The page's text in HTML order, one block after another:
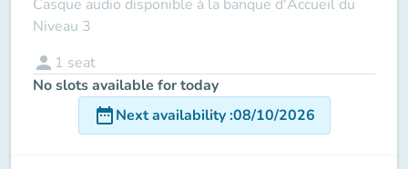
Casque audio disponible à la banque d'Accueil du
Niveau 3
person 1 seat
No slots available for today
date_rangeNext availability:08/10/2026